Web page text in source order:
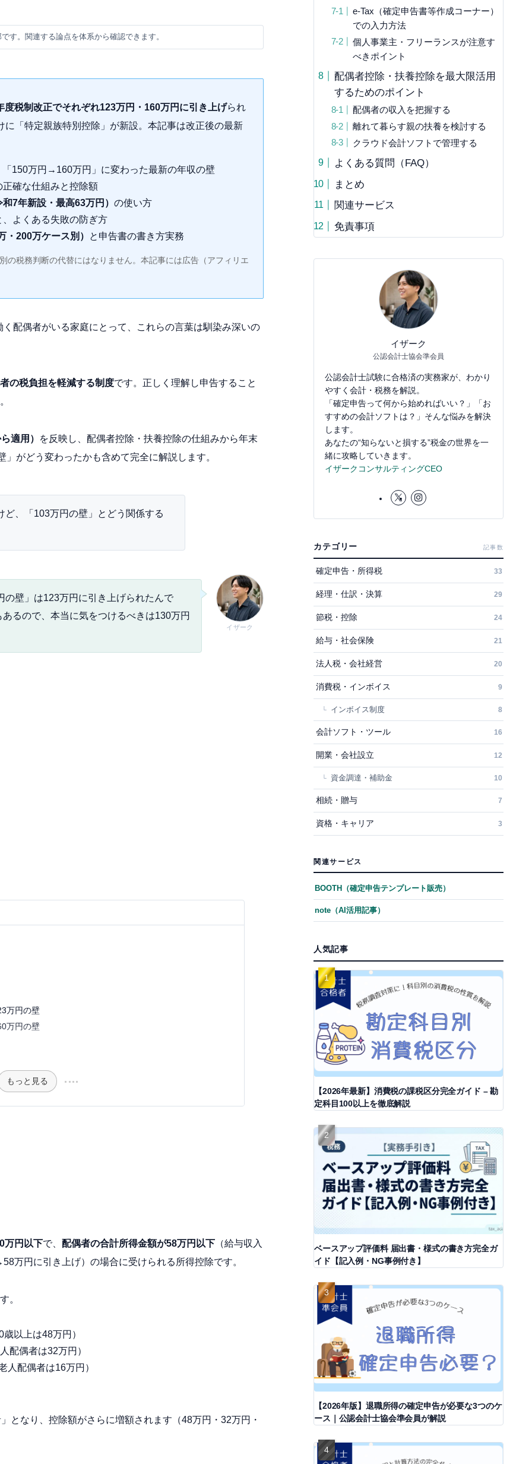
す。関連する論点を体系から確認できます。
度税制改正でそれぞれ123万円・160万円に引き上げられ
「特定親族特別控除」が新設。本記事は改正後の最新
150万円→160万円」に変わった最新の年収の壁
確な仕組みと控除額
7年新設・最高63万円） の使い方
よくある失敗の防ぎ方
200万ケース別）
と申告書の書き方実務
税務判断の代替にはなりません。本記事には広告（アフィリエ
配偶者がいる家庭にとって、これらの言葉は馴染み深いの
の税負担を軽減する制度です。正しく理解し申告すること
適用）
を反映し、配偶者控除・扶養控除の仕組みから年末
がどう変わったかも含めて完全に解説します。
、「103万円の壁」とどう関係する
イザーク
の壁」は123万円に引き上げられたんで
るので、本当に気をつけるべきは130万円
万円の壁
万円の壁
もっと見る
万円以下で、 配偶者の合計所得金額が58万円以下 （給与収入
万円に引き上げ）の場合に受けられる所得控除です。
。
以上は48万円）
配偶者は32万円）
人配偶者は16万円）
となり、控除額がさらに増額されます（48万円・32万円・
e-Tax（確定申告書等作成コーナー）
での入力方法
個人事業主・フリーランスが注意す
べきポイント
配偶者控除・扶養控除を最大限活用
するためのポイント
配偶者の収入を把握する
離れて暮らす親の扶養を検討する
クラウド会計ソフトで管理する
よくある質問（FAQ）
まとめ
関連サービス
免責事項
イザーク
公認会計士協会準会員
公認会計士試験に合格済の実務家が、わかり
やすく会計・税務を解説。
「確定申告って何から始めればいい？」「お
すすめの会計ソフトは？」そんな悩みを解決
します。
あなたの“知らないと損する”税金の世界を一
緒に攻略していきます。
イザークコンサルティングCEO
カテゴリー 記事数
確定申告・所得税 33
経理・仕訳・決算 29
節税・控除 24
給与・社会保険 21
法人税・会社経営 20
消費税・インボイス 9
インボイス制度 8
会計ソフト・ツール 16
開業・会社設立 12
資金調達・補助金 10
相続・贈与 7
資格・キャリア 3
関連サービス
BOOTH（確定申告テンプレート販売）
note（AI活用記事）
人気記事
【2026年最新】消費税の課税区分完全ガイド – 勘
定科目100以上を徹底解説
ベースアップ評価料 届出書・様式の書き方完全ガ
イド【記入例・NG事例付き】
【2026年版】退職所得の確定申告が必要な3つのケ
ース｜公認会計士協会準会員が解説